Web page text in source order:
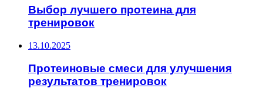
Выбор лучшего протеина для
тренировок
13.10.2025
Протеиновые смеси для улучшения
результатов тренировок